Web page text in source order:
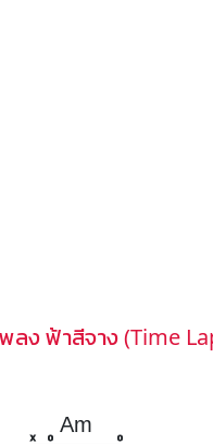
ลง ฟ้าสีจาง (Time
Am
x o o